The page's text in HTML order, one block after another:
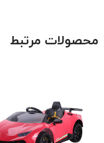
محصولات مرتبط